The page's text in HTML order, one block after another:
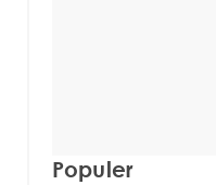
Populer